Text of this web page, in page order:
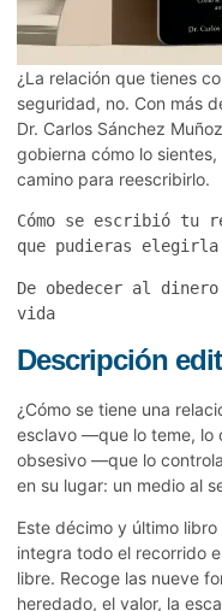
¿La relación que tienes
seguridad, no. Con más
Dr. Carlos Sánchez
gobierna cómo lo
camino para reescribirlo.
Cómo se escribió tu
que pudieras elegirla
De obedecer al
vida
Descripción
¿Cómo se tiene una
esclavo —que lo teme, lo
obsesivo —que lo
en su lugar: un medio al
Este décimo y último
integra todo el recorrido
libre. Recoge las nueve
heredado, el valor, la